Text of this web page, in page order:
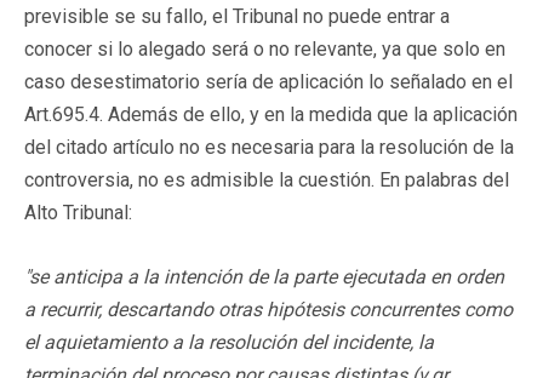
previsible se su fallo, el Tribunal no puede entrar a
conocer si lo alegado será o no relevante, ya que solo en
caso desestimatorio sería de aplicación lo señalado en el
Art.695.4. Además de ello, y en la medida que la aplicación
del citado artículo no es necesaria para la resolución de la
controversia, no es admisible la cuestión. En palabras del
Alto Tribunal:
"se anticipa a la intención de la parte ejecutada en orden
a recurrir, descartando otras hipótesis concurrentes como
el aquietamiento a la resolución del incidente, la